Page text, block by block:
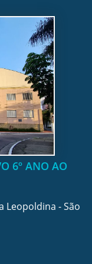
6º ANO AO
Leopoldina - São